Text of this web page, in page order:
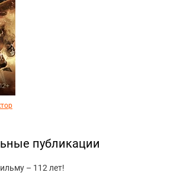
публикации
– 112 лет!